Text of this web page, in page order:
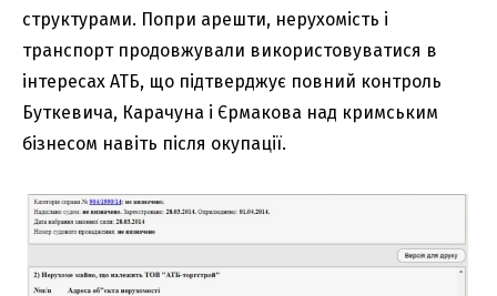
структурами. Попри арешти, нерухомість і
транспорт продовжували використовуватися в
інтересах АТБ, що підтверджує повний контроль
Буткевича, Карачуна і Єрмакова над кримським
бізнесом навіть після окупації.